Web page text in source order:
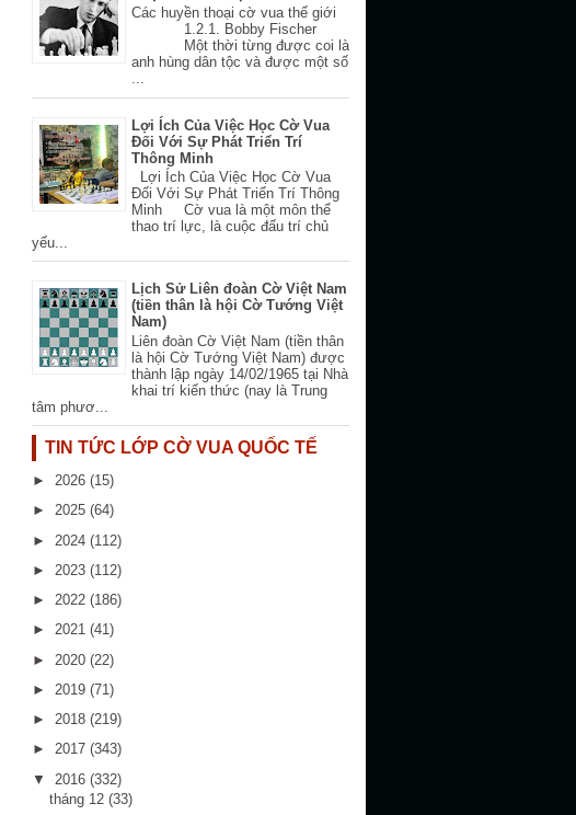
Các huyền thoại cờ vua thế giới
1.2.1. Bobby Fischer
Một thời từng được coi là
anh hùng dân tộc và được một số
...
Lợi Ích Của Việc Học Cờ Vua
Đối Với Sự Phát Triển Trí
Thông Minh
Lợi Ích Của Việc Học Cờ Vua
Đối Với Sự Phát Triển Trí Thông
Minh Cờ vua là một môn thể
thao trí lực, là cuộc đấu trí chủ
yếu...
Lịch Sử Liên đoàn Cờ Việt Nam
(tiền thân là hội Cờ Tướng Việt
Nam)
Liên đoàn Cờ Việt Nam (tiền thân
là hội Cờ Tướng Việt Nam) được
thành lập ngày 14/02/1965 tại Nhà
khai trí kiến thức (nay là Trung
tâm phươ...
TIN TỨC LỚP CỜ VUA QUỐC TẾ
► 2026 (15)
► 2025 (64)
► 2024 (112)
► 2023 (112)
► 2022 (186)
► 2021 (41)
► 2020 (22)
► 2019 (71)
► 2018 (219)
► 2017 (343)
▼ 2016 (332)
tháng 12 (33)